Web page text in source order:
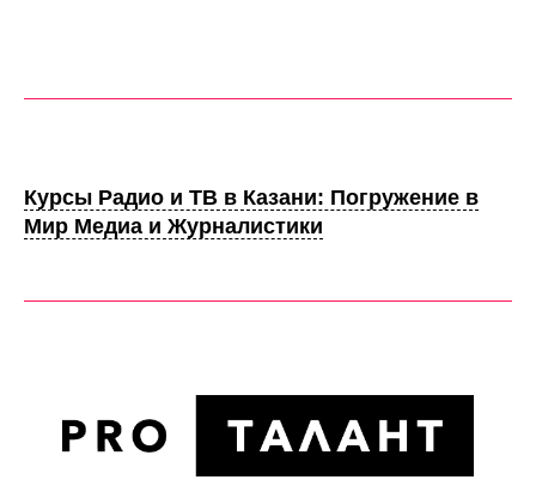
Курсы Радио и ТВ в Казани: Погружение в
Мир Медиа и Журналистики